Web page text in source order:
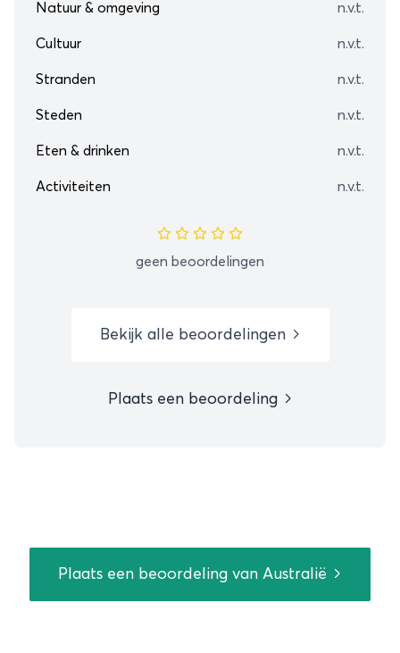
Natuur & omgeving n.v.t.
Cultuur n.v.t.
Stranden n.v.t.
Steden n.v.t.
Eten & drinken n.v.t.
Activiteiten n.v.t.
geen beoordelingen
Bekijk alle beoordelingen
Plaats een beoordeling
Plaats een beoordeling van Australië